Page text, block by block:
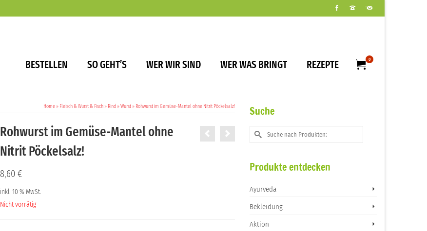
BESTELLEN SO GEHT’S WER WIR SIND WER WAS BRINGT REZEPTE 0
Home » Fleisch & Wurst & Fisch » Rind » Wurst » Rohwurst im Gemüse-Mantel ohne Nitrit Pöckelsalz!
Rohwurst im Gemüse-Mantel ohne
Nitrit Pöckelsalz!
8,60 €
inkl. 10 % MwSt.
Nicht vorrätig
Suche
Suche
nach:
Produkte entdecken
Ayurveda
Bekleidung
Aktion